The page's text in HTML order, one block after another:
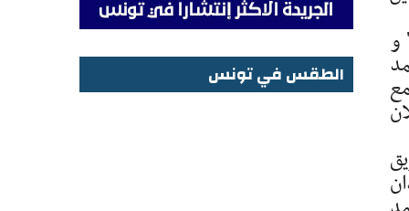
و
الطقس في تونس